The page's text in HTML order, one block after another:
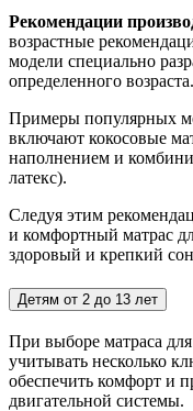
Рекомендации
возрастные
модели специально
определенного возраста.
Примеры популярных
включают кокосовые
наполнением и
латекс).
Следуя этим
и комфортный матрас
здоровый и крепкий
Детям от 2 до 13 лет
При выборе матраса
учитывать несколько
обеспечить комфорт и
двигательной системы.